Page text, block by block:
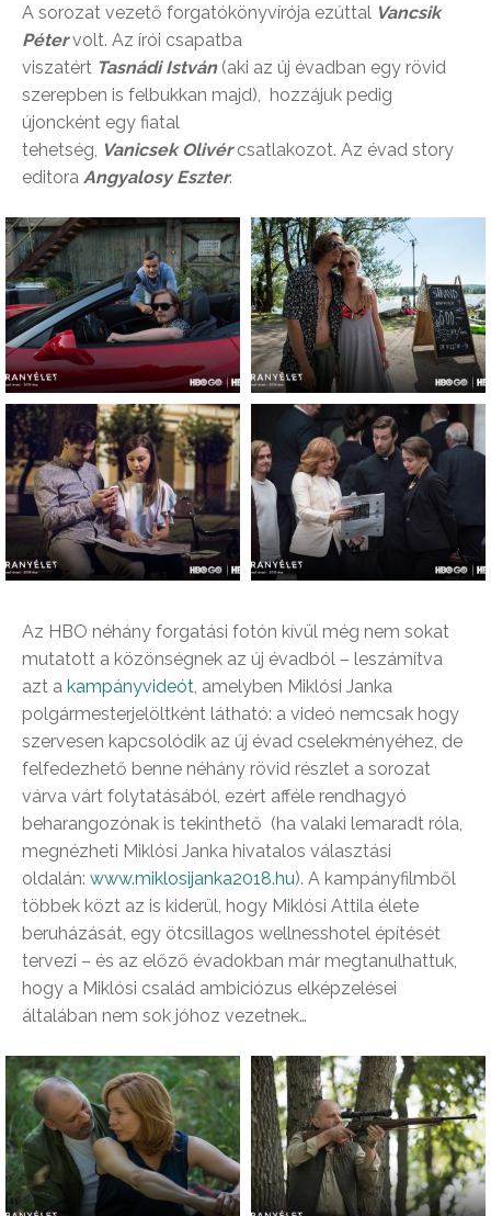
A sorozat vezető forgatókönyvírója ezúttal Vancsik
Pétervolt. Az írói csapatba
viszatért Tasnádi István (aki az új évadban egy rövid
szerepben is felbukkan majd), hozzájuk pedig
újoncként egy fiatal
tehetség, Vanicsek Olivércsatlakozot. Az évad story
editora Angyalosy Eszter.
Az HBO néhány forgatási fotón kívül még nem sokat
mutatott a közönségnek az új évadból – leszámítva
azt a kampányvideót , amelyben Miklósi Janka
polgármesterjelöltként látható: a videó nemcsak hogy
szervesen kapcsolódik az új évad cselekményéhez, de
felfedezhető benne néhány rövid részlet a sorozat
várva várt folytatásából, ezért afféle rendhagyó
beharangozónak is tekinthető (ha valaki lemaradt róla,
megnézheti Miklósi Janka hivatalos választási
oldalán: www.miklosijanka2018.hu). A kampányfilmből
többek közt az is kiderül, hogy Miklósi Attila élete
beruházását, egy ötcsillagos wellnesshotel építését
tervezi – és az előző évadokban már megtanulhattuk,
hogy a Miklósi család ambiciózus elképzelései
általában nem sok jóhoz vezetnek…